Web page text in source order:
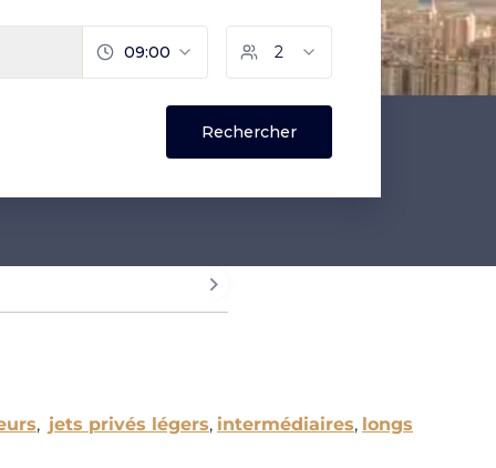
, jets privés légers, intermédiaires, longs